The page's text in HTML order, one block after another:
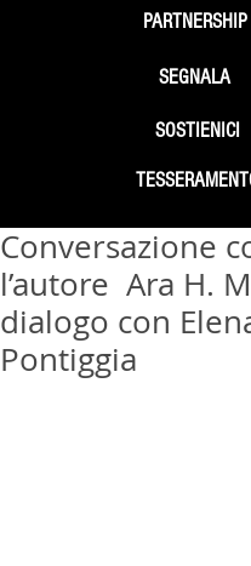
SEGNALA
SOSTIENICI
PARTNERSHIP
Conversazione
l’autore Ara H.
dialogo con
Pontiggia